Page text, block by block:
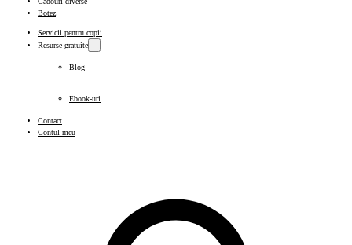
Botez
Servicii pentru copii
Resurse gratuite
Blog
Ebook-uri
Contact
Contul meu